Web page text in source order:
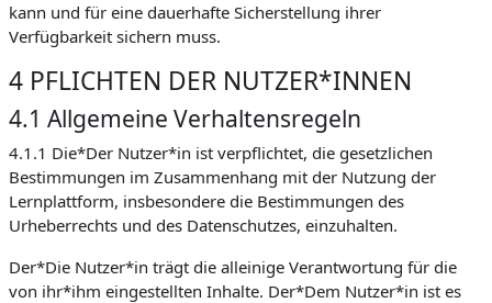
kann und für eine dauerhafte Sicherstellung ihrer
Verfügbarkeit sichern muss.
4 PFLICHTEN DER NUTZER*INNEN
4.1 Allgemeine Verhaltensregeln
4.1.1 Die*Der Nutzer*in ist verpflichtet, die gesetzlichen
Bestimmungen im Zusammenhang mit der Nutzung der
Lernplattform, insbesondere die Bestimmungen des
Urheberrechts und des Datenschutzes, einzuhalten.
Der*Die Nutzer*in trägt die alleinige Verantwortung für die
von ihr*ihm eingestellten Inhalte. Der*Dem Nutzer*in ist es